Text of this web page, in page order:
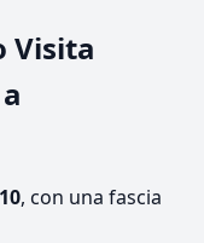
Visita
, con una fascia